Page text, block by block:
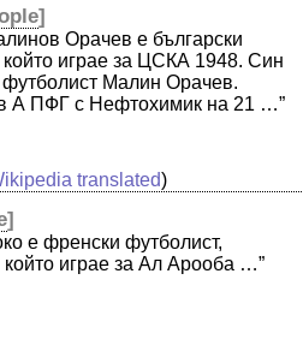
]
Орачев е български
който играе за ЦСКА 1948. Син
Малин Орачев.
А ПФГ с Нефтохимик на 21 …”
translated)
]
е френски футболист,
който играе за Ал Арооба …”